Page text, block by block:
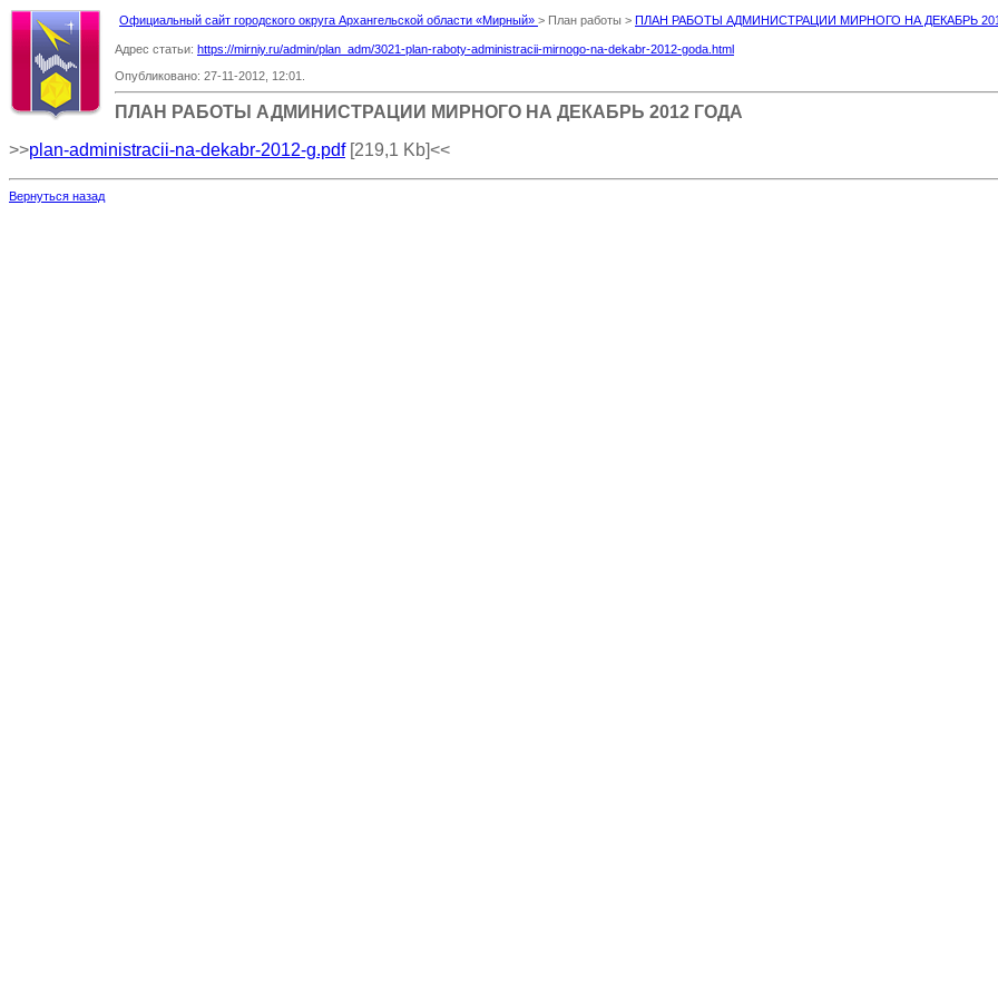
Официальный сайт городского округа Архангельской области «Мирный» > План работы > ПЛАН РАБОТЫ АДМИНИСТРАЦИИ МИРНОГО НА ДЕКАБРЬ
Адрес статьи: https://mirniy.ru/admin/plan_adm/3021-plan-raboty-administracii-mirnogo-na-dekabr-2012-goda.html
Опубликовано: 27-11-2012, 12:01.
ПЛАН РАБОТЫ АДМИНИСТРАЦИИ МИРНОГО НА ДЕКАБРЬ 2012 ГОДА
>>plan-administracii-na-dekabr-2012-g.pdf[219,1 Kb]<<
Вернуться назад